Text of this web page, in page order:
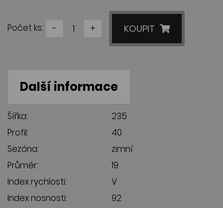
Počet ks: - + KOUPIT
Další informace
Šířka:
235
Profil:
40
Sezóna:
zimní
Průměr:
19
Index rychlosti:
V
Index nosnosti:
92